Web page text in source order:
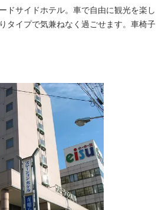
ドサイドホテル。車で自由に観光を楽し
タイプで気兼ねなく過ごせます。車椅子